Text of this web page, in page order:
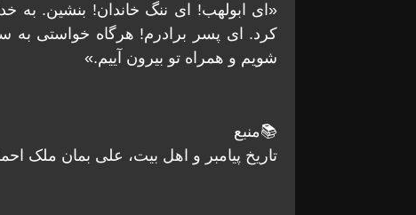
«ای ابولهب! ای ننگ خاندان! بنشین. به
کرد. ای پسر برادرم! هرگاه خواستی به
شویم و همراه تو بیرون آییم.»
📚منبع
تاریخ پیامبر و اهل بیت، علی بمان ملک